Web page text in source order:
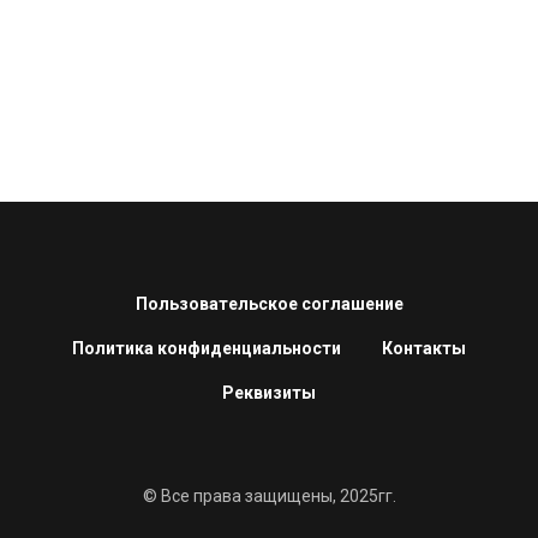
Пользовательское соглашение
Политика конфиденциальности Контакты
Реквизиты
© Все права защищены, 2025гг.